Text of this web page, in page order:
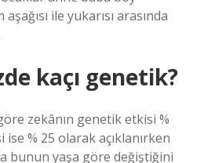
ile yukarısı arasında
kaçı genetik?
zekânın genetik etkisi %
% 25 olarak açıklanırken
bunun yaşa göre değiştiğini